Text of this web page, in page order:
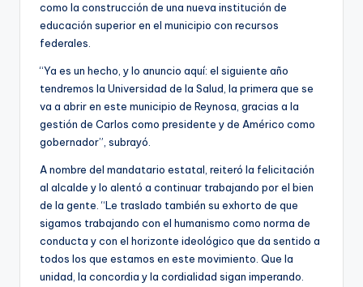
como la construcción de una nueva institución de
educación superior en el municipio con recursos
federales.
“Ya es un hecho, y lo anuncio aquí: el siguiente año
tendremos la Universidad de la Salud, la primera que se
va a abrir en este municipio de Reynosa, gracias a la
gestión de Carlos como presidente y de Américo como
gobernador”, subrayó.
A nombre del mandatario estatal, reiteró la felicitación
al alcalde y lo alentó a continuar trabajando por el bien
de la gente. “Le traslado también su exhorto de que
sigamos trabajando con el humanismo como norma de
conducta y con el horizonte ideológico que da sentido a
todos los que estamos en este movimiento. Que la
unidad, la concordia y la cordialidad sigan imperando.